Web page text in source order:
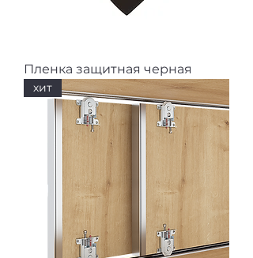
Пленка защитная черная
хит